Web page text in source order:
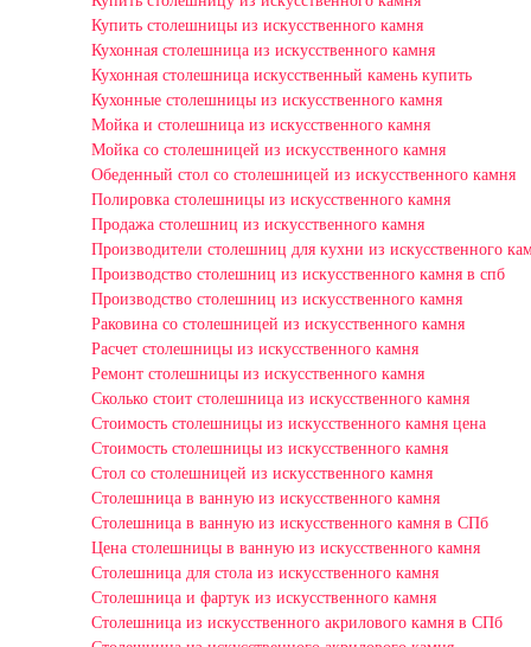
Купить столешницы из искусственного камня
Кухонная столешница из искусственного камня
Кухонная столешница искусственный камень купить
Кухонные столешницы из искусственного камня
Мойка и столешница из искусственного камня
Мойка со столешницей из искусственного камня
Обеденный стол со столешницей из искусственного камня
Полировка столешницы из искусственного камня
Продажа столешниц из искусственного камня
Производители столешниц для кухни из искусственного
Производство столешниц из искусственного камня в спб
Производство столешниц из искусственного камня
Раковина со столешницей из искусственного камня
Расчет столешницы из искусственного камня
Ремонт столешницы из искусственного камня
Сколько стоит столешница из искусственного камня
Стоимость столешницы из искусственного камня цена
Стоимость столешницы из искусственного камня
Стол со столешницей из искусственного камня
Столешница в ванную из искусственного камня
Столешница в ванную из искусственного камня в СПб
Цена столешницы в ванную из искусственного камня
Столешница для стола из искусственного камня
Столешница и фартук из искусственного камня
Столешница из искусственного акрилового камня в СПб